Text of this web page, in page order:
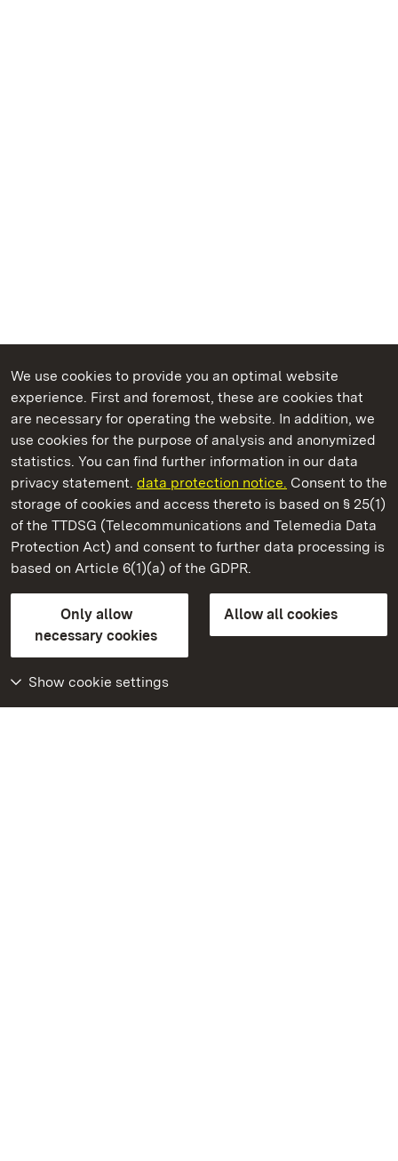
We use cookies to provide you an optimal website
experience. First and foremost, these are cookies that
are necessary for operating the website. In addition, we
use cookies for the purpose of analysis and anonymized
statistics. You can find further information in our data
privacy statement. data protection notice. Consent to the
storage of cookies and access thereto is based on § 25(1)
of the TTDSG (Telecommunications and Telemedia Data
Protection Act) and consent to further data processing is
based on Article 6(1)(a) of the GDPR.
Only allow
necessary cookies
Allow all cookies
Show cookie settings
State Palaces and Gardens of Baden-Wuerttemberg
Ludwigsburg Residential Palace
State Palaces and Gardens of Baden-Wuerttemberg
Contact usFAQMasthead
Declaration on barrier-free access
BITV-konform (geprüfte Seiten)